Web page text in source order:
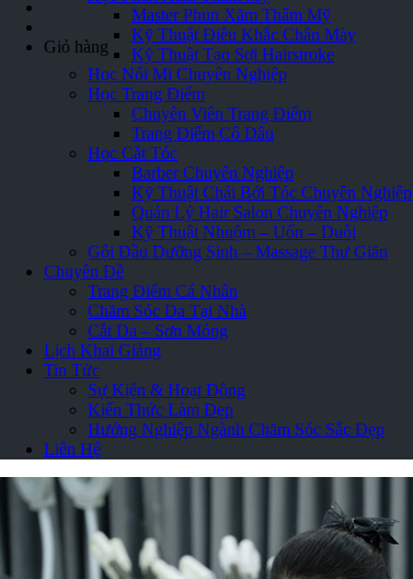
Giỏ hàng
Master Phun Xăm Thẩm Mỹ
Kỹ Thuật Điêu Khắc Chân Mày
Kỹ Thuật Tạo Sợi Hairstroke
Học Nối Mi Chuyên Nghiệp
Học Trang Điểm
Chuyên Viên Trang Điểm
Trang Điểm Cô Dâu
Học Cắt Tóc
Barber Chuyên Nghiệp
Kỹ Thuật Chải Bới Tóc Chuyên Nghiệp
Quản Lý Hair Salon Chuyên Nghiệp
Kỹ Thuật Nhuộm – Uốn – Duỗi
Gội Đầu Dưỡng Sinh – Massage Thư Giãn
Chuyên Đề
Trang Điểm Cá Nhân
Chăm Sóc Da Tại Nhà
Cắt Da – Sơn Móng
Lịch Khai Giảng
Tin Tức
Sự Kiện & Hoạt Động
Kiến Thức Làm Đẹp
Hướng Nghiệp Ngành Chăm Sóc Sắc Đẹp
Liên Hệ